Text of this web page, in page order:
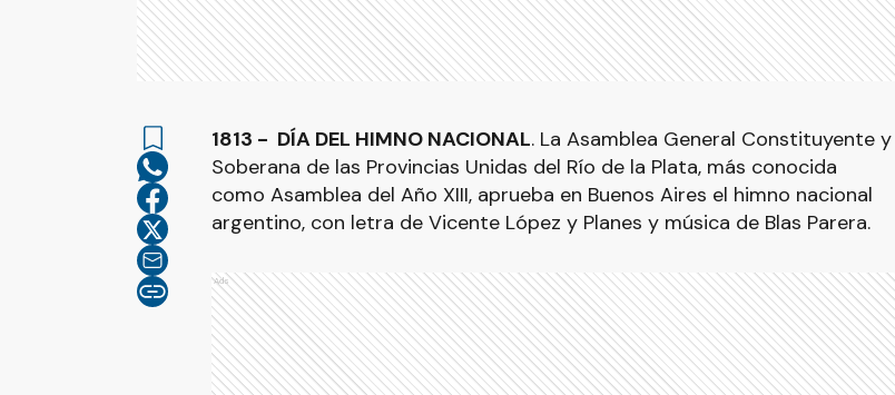
1813 - DÍA DEL HIMNO NACIONAL. La Asamblea General Constituyente y
Soberana de las Provincias Unidas del Río de la Plata, más conocida
como Asamblea del Año XIII, aprueba en Buenos Aires el himno nacional
argentino, con letra de Vicente López y Planes y música de Blas Parera.
Ads